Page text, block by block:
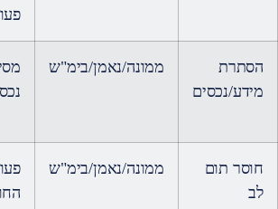
הסתרת
מידע/נכסים
ממונה/נאמן/בימ"ש
חוסר תום
לב
ממונה/נאמן/בימ"ש